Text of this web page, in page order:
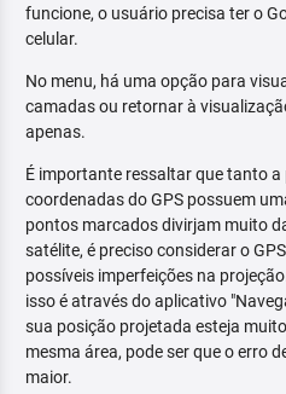
funcione, o usuário precisa ter o
celular.
No menu, há uma opção para
camadas ou retornar à
apenas.
É importante ressaltar que tanto
coordenadas do GPS possuem
pontos marcados divirjam muito
satélite, é preciso considerar o
possíveis imperfeições na
isso é através do aplicativo
sua posição projetada esteja
mesma área, pode ser que o erro
maior.